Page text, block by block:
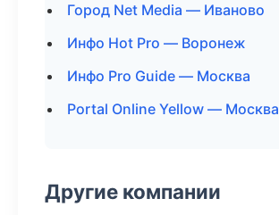
Город Net Media — Иваново
Инфо Hot Pro — Воронеж
Инфо Pro Guide — Москва
Portal Online Yellow — Москва
Другие компании